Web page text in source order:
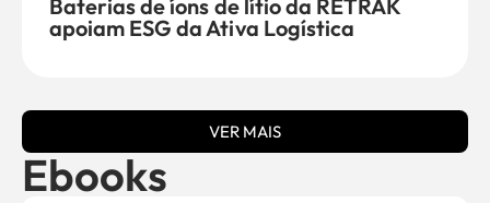
Baterias de íons de lítio da RETRAK
apoiam ESG da Ativa Logística
VER MAIS
Ebooks